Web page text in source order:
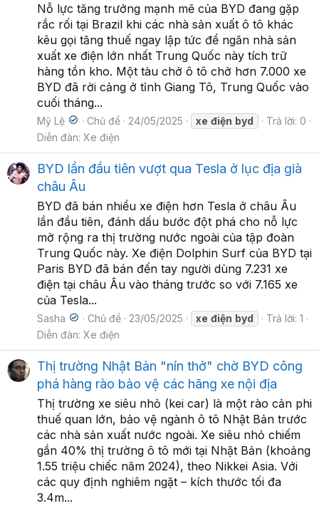
Nỗ lực tăng trưởng mạnh mẽ của BYD đang gặp
rắc rối tại Brazil khi các nhà sản xuất ô tô khác
kêu gọi tăng thuế ngay lập tức để ngăn nhà sản
xuất xe điện lớn nhất Trung Quốc này tích trữ
hàng tồn kho. Một tàu chở ô tô chở hơn 7.000 xe
BYD đã rời cảng ở tỉnh Giang Tô, Trung Quốc vào
cuối tháng...
Mỹ Lệ Chủ đề 24/05/2025 xe điện byd
Trả lời: 0
Diễn đàn: Xe điện
BYD lần đầu tiên vượt qua Tesla ở lục địa già
châu Âu
BYD đã bán nhiều xe điện hơn Tesla ở châu Âu
lần đầu tiên, đánh dấu bước đột phá cho nỗ lực
mở rộng ra thị trường nước ngoài của tập đoàn
Trung Quốc này. Xe điện Dolphin Surf của BYD tại
Paris BYD đã bán đến tay người dùng 7.231 xe
điện tại châu Âu vào tháng trước so với 7.165 xe
của Tesla...
Sasha Chủ đề 23/05/2025 xe điện byd
Trả lời: 1
Diễn đàn: Xe điện
Thị trường Nhật Bản "nín thở" chờ BYD công
phá hàng rào bảo vệ các hãng xe nội địa
Thị trường xe siêu nhỏ (kei car) là một rào cản phi
thuế quan lớn, bảo vệ ngành ô tô Nhật Bản trước
các nhà sản xuất nước ngoài. Xe siêu nhỏ chiếm
gần 40% thị trường ô tô mới tại Nhật Bản (khoảng
1.55 triệu chiếc năm 2024), theo Nikkei Asia. Với
các quy định nghiêm ngặt – kích thước tối đa
3.4m...